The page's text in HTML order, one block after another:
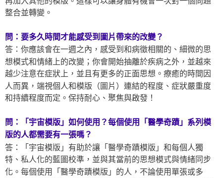
整合並轉變。
問：要多久時間才能感受到圖片帶來的改變？
答：你應該會在一週之內，感受到和病徵相關的、細微的思
想模式和情緒上的改變；你會開始抽離於疾病之外，並越來
越少注意在症狀上，並且有更多的正面思想。療癒的時間因
人而異，端視個人和模版（圖片）連結的程度、症狀嚴重度
和持續程度而定。保持耐心、聚焦與啟發！
問：「宇宙模版」如何使用？每個使用「醫學奇蹟」系列模
版的人都需要有一張嗎？
答：「宇宙模版」有助於讓「醫學奇蹟模版」和每個人獨
特、私人化的藍圖校準，並與其當前的思想模式與情緒同步
化。每個使用「醫學奇蹟模版」的人，不論使用單張或多